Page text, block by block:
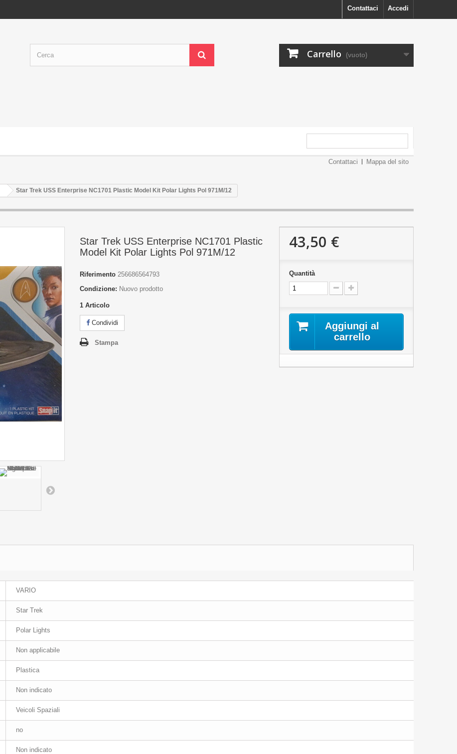
Accedi
Contattaci
Carrello (vuoto)
Contattaci Mappa del sito
Star Trek USS Enterprise NC1701 Plastic Model Kit Polar Lights Pol 971M/12
Star Trek USS Enterprise NC1701 Plastic
Model Kit Polar Lights Pol 971M/12
Riferimento 256686564793
Condizione: Nuovo prodotto
1 Articolo
Condividi
Stampa
43,50 €
Quantità
Aggiungi al
carrello
VARIO
Star Trek
Polar Lights
Non applicabile
Plastica
Non indicato
Veicoli Spaziali
no
Non indicato